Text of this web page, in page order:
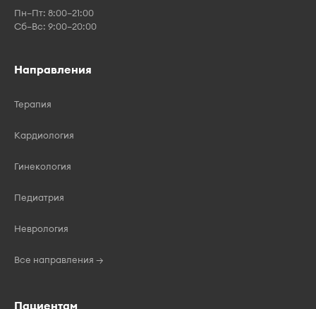
Пн–Пт: 8:00–21:00
Сб–Вс: 9:00–20:00
Направления
Терапия
Кардиология
Гинекология
Педиатрия
Неврология
Все направления →
Пациентам